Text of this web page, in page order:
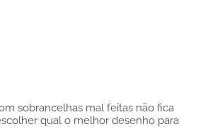
sobrancelhas mal feitas não fica
qual o melhor desenho para